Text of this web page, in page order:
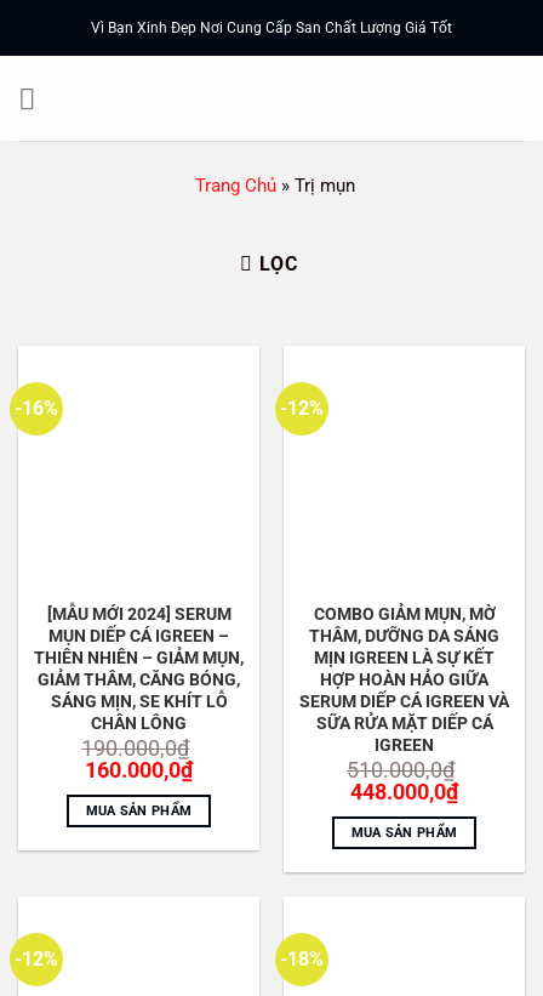
dung
Vì Bạn Xinh Đẹp Nơi Cung Cấp San Chất Lượng Giá Tốt
Trang Chủ» Trị mụn
LỌC
-16%
[MẪU MỚI 2024] SERUM
MỤN DIẾP CÁ IGREEN –
THIÊN NHIÊN – GIẢM MỤN,
GIẢM THÂM, CĂNG BÓNG,
SÁNG MỊN, SE KHÍT LỖ
CHÂN LÔNG
190.000,0₫
Giá
gốc
là:
190.000,0₫.
160.000,0₫Giá
hiện
là:
160.000,0₫.
MUA SẢN PHẨM
-12%
COMBO GIẢM MỤN, MỜ
THÂM, DƯỠNG DA SÁNG
MỊN IGREEN LÀ SỰ KẾT
HỢP HOÀN HẢO GIỮA
SERUM DIẾP CÁ IGREEN VÀ
SỮA RỬA MẶT DIẾP CÁ
IGREEN
510.000,0₫
Giá
gốc
là:
510.000,0₫.
448.000,0₫Giá
hiện
là:
MUA SẢN PHẨM
-12% -18%